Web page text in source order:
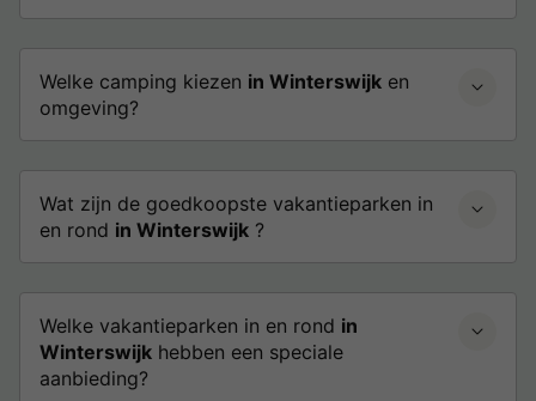
Welke camping kiezen in Winterswijk en
omgeving?
Wat zijn de goedkoopste vakantieparken in
en rond in Winterswijk ?
Welke vakantieparken in en rond in
Winterswijk hebben een speciale
aanbieding?